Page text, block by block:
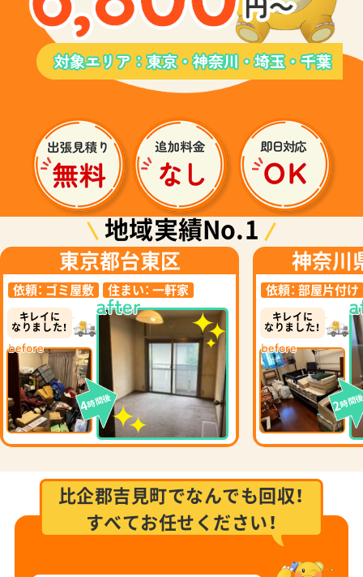
地域実績No.1
東京都台東区
依頼： ゴミ屋敷 住まい： 一軒家
キレイに
なりました！
4時間後
神奈川
依頼： 部屋片付け
キレイに
なりました！
2時間
比企郡吉見町でなんでも回収！
すべてお任せください！